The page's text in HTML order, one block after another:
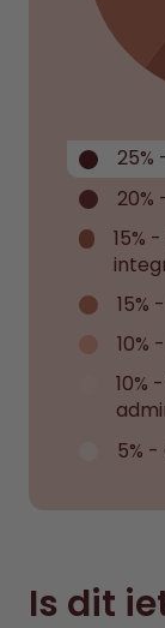
25%
20%
15%
15%
10%
10%
5%
Is dit